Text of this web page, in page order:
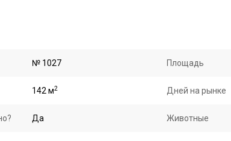
№ 1027 Площадь
142 м2 Дней на рынке
Да Животные